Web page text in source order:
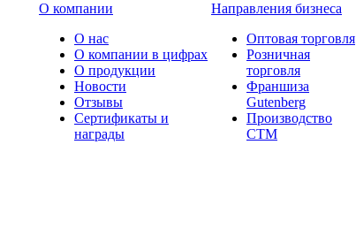
О компании
О нас
О компании в цифрах
О продукции
Новости
Отзывы
Сертификаты и
награды
Направления бизнеса
Оптовая торговля
Розничная
торговля
Франшиза
Gutenberg
Производство
СТМ